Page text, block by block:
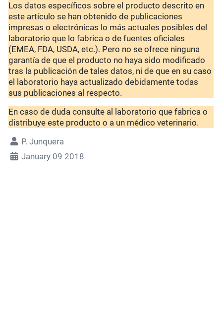
Los datos específicos sobre el producto descrito en
este artículo se han obtenido de publicaciones
impresas o electrónicas lo más actuales posibles del
laboratorio que lo fabrica o de fuentes oficiales
(EMEA, FDA, USDA, etc.). Pero no se ofrece ninguna
garantía de que el producto no haya sido modificado
tras la publicación de tales datos, ni de que en su caso
el laboratorio haya actualizado debidamente todas
sus publicaciones al respecto.
En caso de duda consulte al laboratorio que fabrica o
distribuye este producto o a un médico veterinario.
P. Junquera
January 09 2018